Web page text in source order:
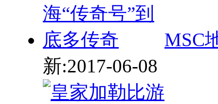
MSC
新:2017-06-08